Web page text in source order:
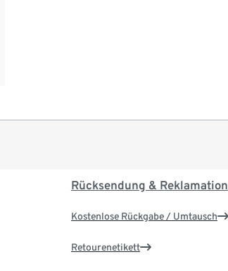
Rücksendung & Reklamation
Kostenlose Rückgabe / Umtausch
Retourenetikett